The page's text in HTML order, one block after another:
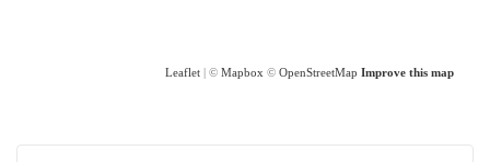
Leaflet | © Mapbox © OpenStreetMap Improve this map